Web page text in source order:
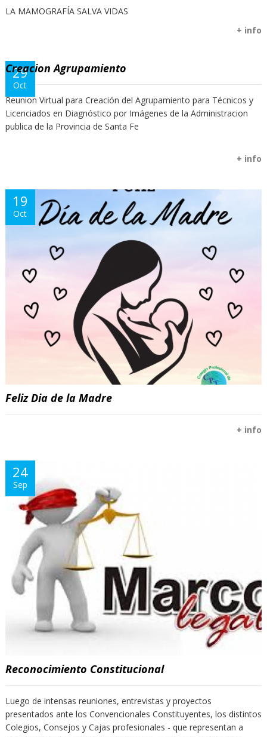
LA MAMOGRAFÍA SALVA VIDAS
+ info
29
Oct
Creacion Agrupamiento
Reunion Virtual para Creación del Agrupamiento para Técnicos y
Licenciados en Diagnóstico por Imágenes de la Administracion
publica de la Provincia de Santa Fe
+ info
19
Oct
Feliz Dia de la Madre
+ info
24
Sep
Reconocimiento Constitucional
Luego de intensas reuniones, entrevistas y proyectos
presentados ante los Convencionales Constituyentes, los distintos
Colegios, Consejos y Cajas profesionales - que representan a